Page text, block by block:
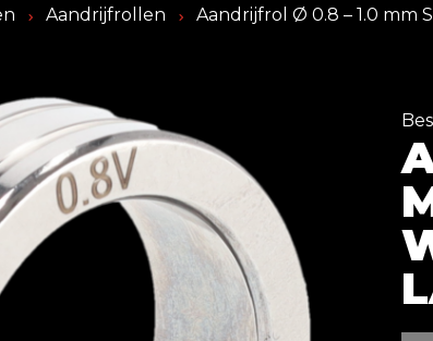
Aandrijfrollen Aandrijfrol Ø 0.8 – 1.0 mm